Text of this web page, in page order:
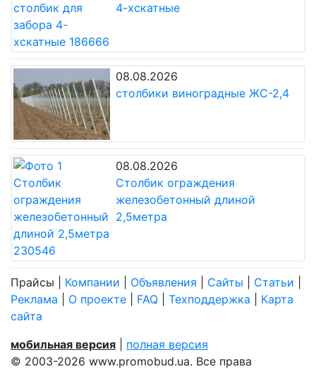
4-хскатные
08.08.2026
столбики виноградные ЖС-2,4
08.08.2026
Столбик ограждения
железобетонный длиной
2,5метра
Прайсы Компании Объявления Сайты Статьи
Реклама
О проекте FAQ Техподдержка
Карта
сайта
мобильная версия
полная версия
© 2003-2026 www.promobud.ua. Все права